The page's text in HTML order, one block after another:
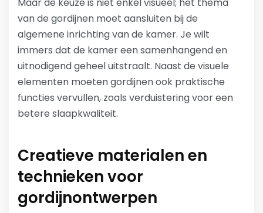
van de gordijnen moet aansluiten bij de
algemene inrichting van de kamer. Je wilt
immers dat de kamer een samenhangend en
uitnodigend geheel uitstraalt. Naast de visuele
elementen moeten gordijnen ook praktische
functies vervullen, zoals verduistering voor een
betere slaapkwaliteit.
Creatieve materialen en
technieken voor
gordijnontwerpen